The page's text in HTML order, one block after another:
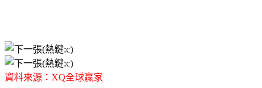
資料來源：XQ全球贏家